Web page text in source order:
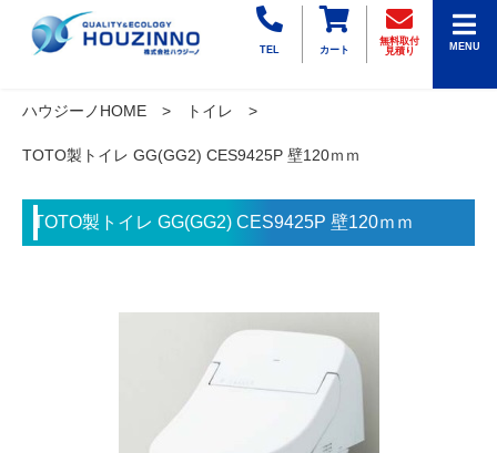
TEL カート
無料取付
見積り
MENU
ハウジーノHOME トイレ
TOTO製トイレ GG(GG2) CES9425P 壁120ｍｍ
TOTO製トイレ GG(GG2) CES9425P 壁120ｍｍ